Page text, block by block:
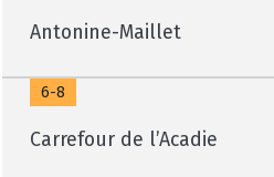
Antonine-Maillet
6-8
Carrefour de l’Acadie